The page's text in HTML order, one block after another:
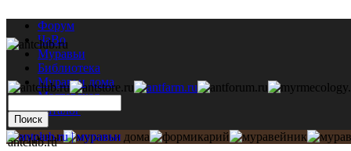
Форум
ЧаВо
Муравьи
Библиотека
Муравьи дома
Мастерская
Каталог
antclub.ru